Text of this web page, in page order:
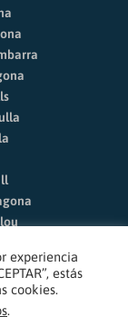
experiencia
estás
cookies.
.